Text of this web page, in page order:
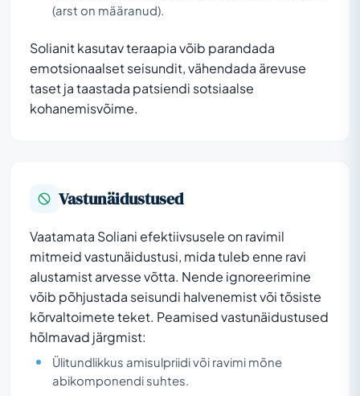
(arst on määranud).
Solianit kasutav teraapia võib parandada
emotsionaalset seisundit, vähendada ärevuse
taset ja taastada patsiendi sotsiaalse
kohanemisvõime.
Vastunäidustused
Vaatamata Soliani efektiivsusele on ravimil
mitmeid vastunäidustusi, mida tuleb enne ravi
alustamist arvesse võtta. Nende ignoreerimine
võib põhjustada seisundi halvenemist või tõsiste
kõrvaltoimete teket. Peamised vastunäidustused
hõlmavad järgmist:
Ülitundlikkus amisulpriidi või ravimi mõne
abikomponendi suhtes.